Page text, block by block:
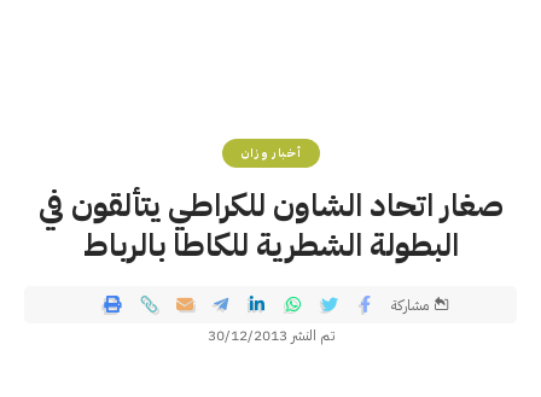
أخبار وزان
صغار اتحاد الشاون للكراطي يتألقون في
البطولة الشطرية للكاطا بالرباط
تم النشر 30/12/2013
مشاركة